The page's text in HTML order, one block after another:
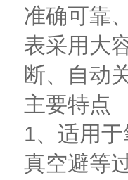
准确可靠
表采用大
断、自动
主要特点
1、适用
真空避等